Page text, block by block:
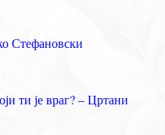
Стефановски
ти је враг? – Цртани